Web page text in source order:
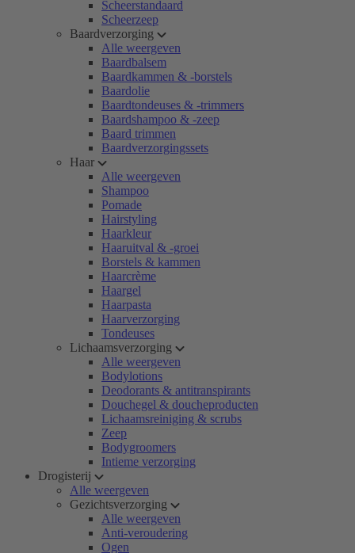
Scheerstandaard
Scheerzeep
Baardverzorging
Alle weergeven
Baardbalsem
Baardkammen & -borstels
Baardolie
Baardtondeuses & -trimmers
Baardshampoo & -zeep
Baard trimmen
Baardverzorgingssets
Haar
Alle weergeven
Shampoo
Pomade
Hairstyling
Haarkleur
Haaruitval & -groei
Borstels & kammen
Haarcrème
Haargel
Haarpasta
Haarverzorging
Tondeuses
Lichaamsverzorging
Alle weergeven
Bodylotions
Deodorants & antitranspirants
Douchegel & doucheproducten
Lichaamsreiniging & scrubs
Zeep
Bodygroomers
Intieme verzorging
Drogisterij
Alle weergeven
Gezichtsverzorging
Alle weergeven
Anti-veroudering
Ogen